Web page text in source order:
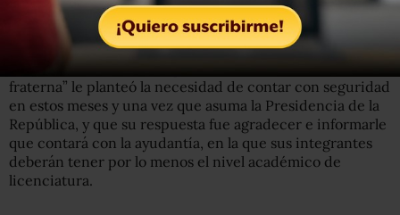
Sobre este tema, afirmó que Peña Nieto “de manera
fraterna” le planteó la necesidad de contar con seguridad
en estos meses y una vez que asuma la Presidencia de la
República, y que su respuesta fue agradecer e informarle
que contará con la ayudantía, en la que sus integrantes
deberán tener por lo menos el nivel académico de
licenciatura.